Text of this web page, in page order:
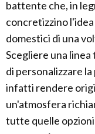
battente che, in
concretizzino
domestici di una
Scegliere una
di personalizzare
infatti rendere
un'atmosfera
tutte quelle